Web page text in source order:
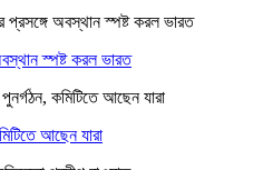
স্পষ্ট করল ভারত
আছেন যারা